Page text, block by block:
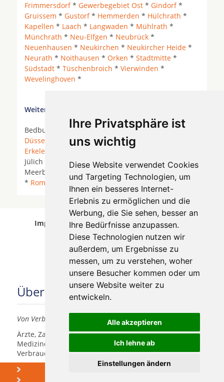
Ihre Privatsphäre ist
uns wichtig
Diese Website verwendet Cookies
und Targeting Technologien, um
Ihnen ein besseres Internet-
Erlebnis zu ermöglichen und die
Werbung, die Sie sehen, besser an
Ihre Bedürfnisse anzupassen.
Diese Technologien nutzen wir
außerdem, um Ergebnisse zu
messen, um zu verstehen, woher
unsere Besucher kommen oder um
unsere Website weiter zu
entwickeln.
Alle akzeptieren
Ich lehne ab
Einstellungen ändern
Frimmersdorf* Gewerbegebiet Ost * Gindorf*
Gruissem * Gustorf* Hemmerden * Hülchrath *
Kapellen * Laach * Langwaden * Mühlrath *
Münchrath * Neu-Elfgen * Neubrück *
Neuenhausen * Neukirchen * Neukircher Heide *
Neurath * Noithausen * Orken * Stadtmitte *
Südstadt * Tüschenbroich * Vierwinden *
Wevelinghoven *
Weitere Orte in der Nähe von Grevenbroich:
Bedburg * Bedburg Erft *Bergheim *Dormagen
Düsseldorf
Elsdorf * Elsdorf (Rheinland) *
Erkelenz
* Hückelhoven *
Jülich *
Kaarst*Korschenbroich* Köln *
Meerbusch *
Mönchengladbach * Neuss *
* Rommerskirchen *Titz* Wegberg * Willich *
Implantologen in Grevenbroich wurde am 05
August 2026 aktualisiert.
Über uns
Von Verbrauchern für Verbraucher
Ärzte, Zahnärzte, Akustiker und andere
Medizindienstleister haben hier die Möglichkeit, sich
Verbrauchern vorzustellen.
Praxismarketing